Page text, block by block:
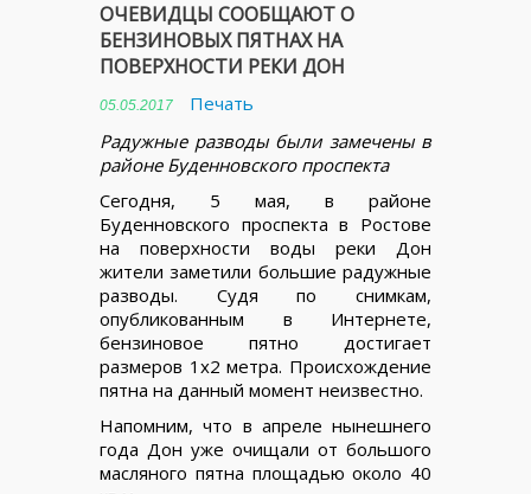
ОЧЕВИДЦЫ СООБЩАЮТ О
БЕНЗИНОВЫХ ПЯТНАХ НА
ПОВЕРХНОСТИ РЕКИ ДОН
05.05.2017
Печать
Радужные разводы были замечены в
районе Буденновского проспекта
Сегодня, 5 мая, в районе
Буденновского проспекта в Ростове
на поверхности воды реки Дон
жители заметили большие радужные
разводы. Судя по снимкам,
опубликованным в Интернете,
бензиновое пятно достигает
размеров 1х2 метра. Происхождение
пятна на данный момент неизвестно.
Напомним, что в апреле нынешнего
года Дон уже очищали от большого
масляного пятна площадью около 40